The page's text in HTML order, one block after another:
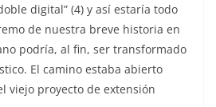
digital” (4) y así estaría todo
de nuestra breve historia en
podría, al fin, ser transformado
El camino estaba abierto
viejo proyecto de extensión